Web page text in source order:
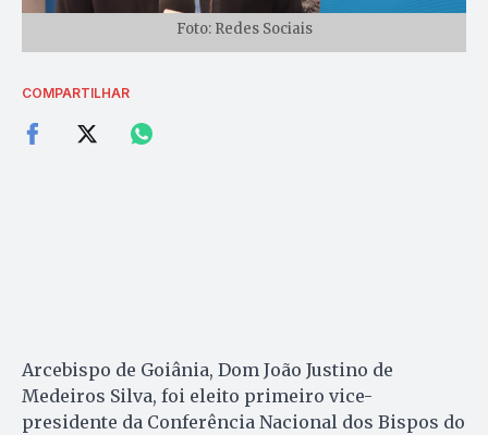
Foto: Redes Sociais
COMPARTILHAR
Arcebispo de Goiânia, Dom João Justino de
Medeiros Silva, foi eleito primeiro vice-
presidente da Conferência Nacional dos Bispos do